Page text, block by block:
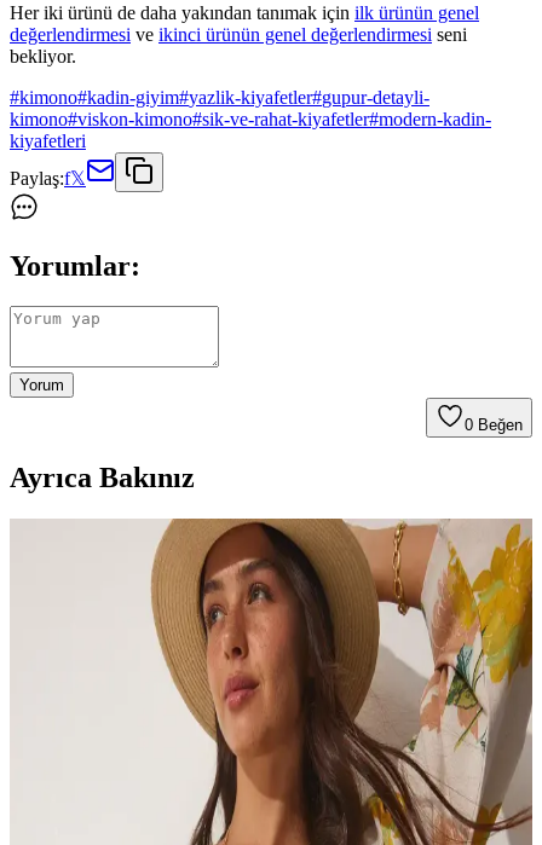
Her iki ürünü de daha yakından tanımak için ilk ürünün genel
değerlendirmesi ve ikinci ürünün genel değerlendirmesi seni
bekliyor.
#kimono#kadin-giyim#yazlik-kiyafetler#gupur-detayli-
kimono#viskon-kimono#sik-ve-rahat-kiyafetler#modern-kadin-
kiyafetleri
Paylaş:f𝕏
Yorumlar:
Yorum
0 Beğen
Ayrıca Bakınız
Bigdart 5833 Fırfırlı Kimono Siyah: Şık ve Rahat
Günlük Kullanım İçin Uygun Tasarım
Bigdart 5833 Fırfırlı Kimono, %100 polyester, siyah renk, hafif ve
şık tasarımıyla günlük ve yaz aylarında tercih edilebilir. Bakım ve
kullanım detaylarına dikkat edilmelidir.
Orfeo Negro Nakışlı Kimono Ceket: Zarif ve Rahat
Günlük Giyim Parçası
Orfeo Negro'nun nakış detaylı kimono ceketi, hafif ve nefes alabilir
yapısıyla günlük kullanım için ideal, şık ve rahat bir seçenektir.